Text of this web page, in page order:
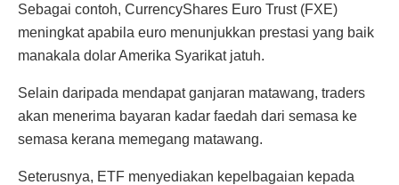
Sebagai contoh, CurrencyShares Euro Trust (FXE)
meningkat apabila euro menunjukkan prestasi yang baik
manakala dolar Amerika Syarikat jatuh.
Selain daripada mendapat ganjaran matawang, traders
akan menerima bayaran kadar faedah dari semasa ke
semasa kerana memegang matawang.
Seterusnya, ETF menyediakan kepelbagaian kepada